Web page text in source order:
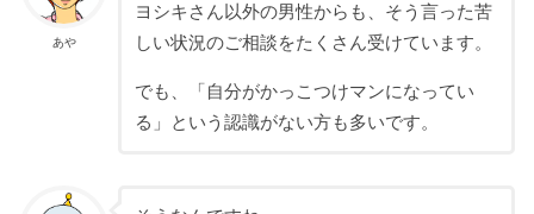
あや
ヨシキさん以外の男性からも、そう言った苦
しい状況のご相談をたくさん受けています。
でも、「自分がかっこつけマンになってい
る」という認識がない方も多いです。